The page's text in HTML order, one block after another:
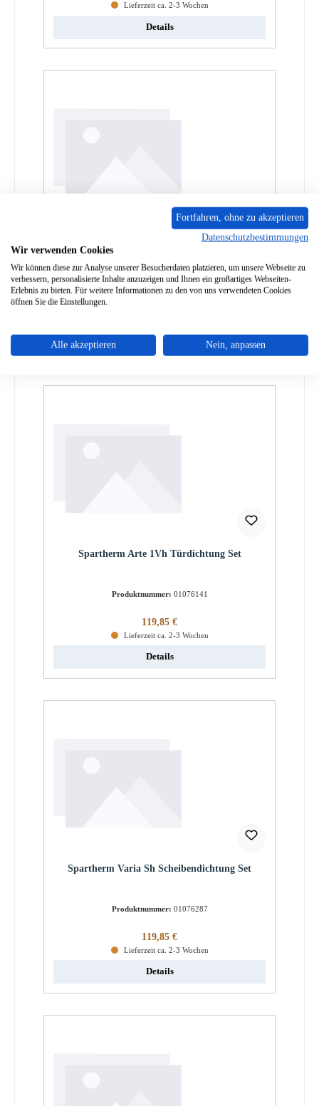
Lieferzeit ca. 2-3 Wochen
Details
Spartherm Varia 1VX H2O Türdichtung Set
Produktnummer:01076081
Spartherm Arte 1Vh Türdichtung Set
Produktnummer: 01076141
Regulärer Preis:
119,85 €
Lieferzeit ca. 2-3 Wochen
Details
Spartherm Varia Sh Scheibendichtung Set
Produktnummer: 01076287
Regulärer Preis:
119,85 €
Lieferzeit ca. 2-3 Wochen
Details
Fortfahren, ohne zu akzeptieren
Datenschutzbestimmungen
Wir verwenden Cookies
Wir können diese zur Analyse unserer Besucherdaten platzieren, um unsere Webseite zu
verbessern, personalisierte Inhalte anzuzeigen und Ihnen ein großartiges Webseiten-
Erlebnis zu bieten. Für weitere Informationen zu den von uns verwendeten Cookies
öffnen Sie die Einstellungen.
Alle akzeptieren Nein, anpassen